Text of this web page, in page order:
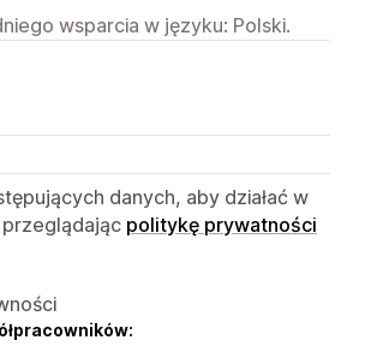
wsparcia w języku: Polski.
danych, aby działać w
politykę prywatności